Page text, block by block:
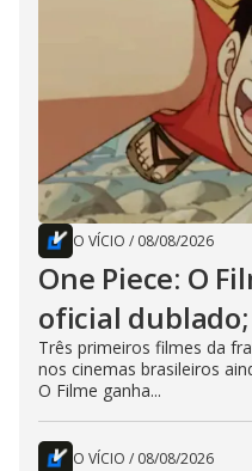
O VÍCIO / 08/08/2026
One Piece: O
oficial
Três primeiros filmes da
nos cinemas brasileiros
O Filme ganha...
O VÍCIO / 08/08/2026